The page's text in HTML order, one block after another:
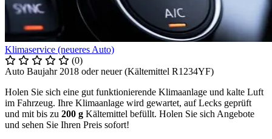
Klimaservice (neueres Auto)
(0)
Auto Baujahr 2018 oder neuer (Kältemittel R1234YF)
Holen Sie sich eine gut funktionierende Klimaanlage und kalte Luft
im Fahrzeug. Ihre Klimaanlage wird gewartet, auf Lecks geprüft
und mit bis zu 200 g Kältemittel befüllt. Holen Sie sich Angebote
und sehen Sie Ihren Preis sofort!